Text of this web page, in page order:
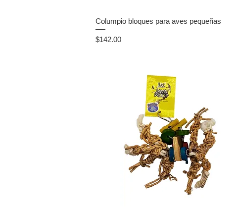
Columpio bloques para aves pequeñas
Precio
$142.00